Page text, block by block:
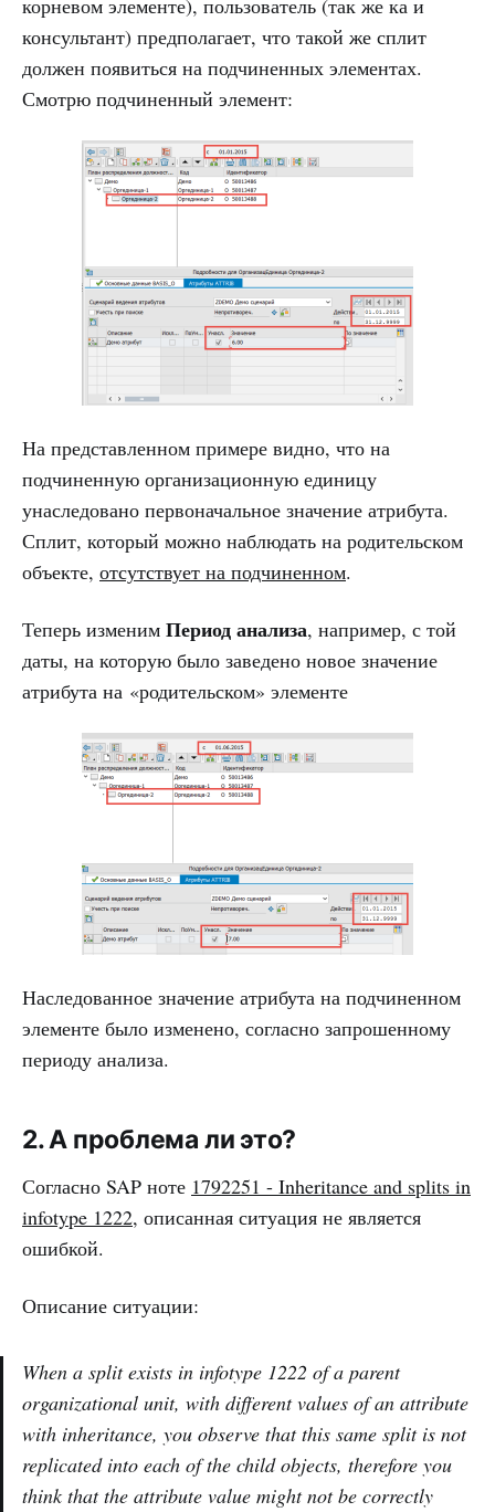
корневом элементе), пользователь (так же ка и
консультант) предполагает, что такой же сплит
должен появиться на подчиненных элементах.
Смотрю подчиненный элемент:
На представленном примере видно, что на
подчиненную организационную единицу
унаследовано первоначальное значение атрибута.
Сплит, который можно наблюдать на родительском
объекте, отсутствует на подчиненном.
Теперь изменим Период анализа, например, с той
даты, на которую было заведено новое значение
атрибута на «родительском» элементе
Наследованное значение атрибута на подчиненном
элементе было изменено, согласно запрошенному
периоду анализа.
2. А проблема ли это?
Согласно SAP ноте 1792251 - Inheritance and splits in
infotype 1222, описанная ситуация не является
ошибкой.
Описание ситуации:
When a split exists in infotype 1222 of a parent
organizational unit, with different values of an attribute
with inheritance, you observe that this same split is not
replicated into each of the child objects, therefore you
think that the attribute value might not be correctly